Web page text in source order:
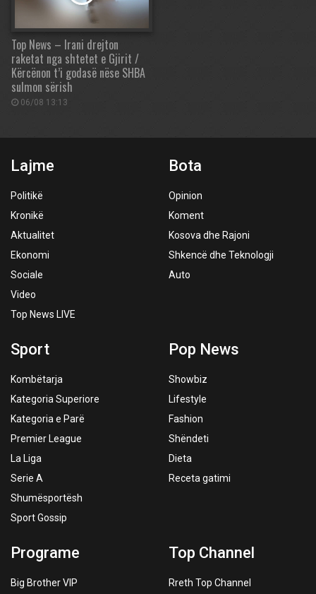
Top News – Irani drejton
raketat nga shtetet e Gjirit /
Kërcënon t’i godasë nëse SHBA
sulmon sërish
06/08 13:13
Lajme
Politikë
Kronikë
Aktualitet
Ekonomi
Sociale
Video
Top News LIVE
Bota
Opinion
Koment
Kosova dhe Rajoni
Shkencë dhe Teknologji
Auto
Sport
Kombëtarja
Kategoria Superiore
Kategoria e Parë
Premier League
La Liga
Serie A
Shumësportësh
Sport Gossip
Pop News
Showbiz
Lifestyle
Fashion
Shëndeti
Dieta
Receta gatimi
Programe
Big Brother VIP
Top Channel
Rreth Top Channel